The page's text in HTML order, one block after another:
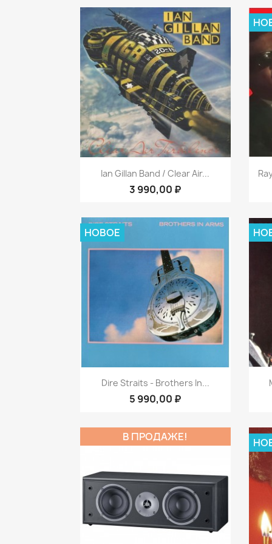
Быстрый просмотр
Ian Gillan Band / Clear Air...
3 990,00 ₽
Быстрый просмотр
Dire Straits - Brothers In...
5 990,00 ₽
НОВОЕ
В ПРОДАЖЕ!